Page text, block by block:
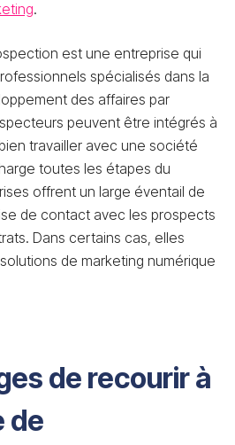
.
est une entreprise qui
spécialisés dans la
des affaires par
peuvent être intégrés à
travailler avec une société
toutes les étapes du
offrent un large éventail de
de contact avec les prospects
Dans certains cas, elles
de marketing numérique
de recourir à
de